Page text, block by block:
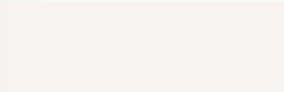
avenue Elisée-Cusenier, caserne Lyautey
place Saint-Jacques, en direction de Chamars
rue d'Alsace
1910, pont de la République (canal Saint-Pierre), s...
1910, pont de la République (canal Saint-Pierre), s...
1910, pont de la République (canal Saint-Pierre), s...